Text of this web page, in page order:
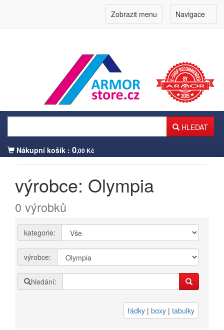
Navigace
Zobrazit menu
HLEDAT
Nákupní košík : 0,00 Kč
Přihlášení zákazníka
Přihlásit se
Nová registrace Ztráta hesla
výrobce: Olympia
0 výrobků
kategorie:
výrobce:
hledání:
řádky | boxy | tabulky